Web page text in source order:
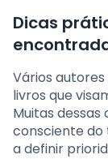
Dicas
Vários
livros que
Muitas
consciente do
a definir